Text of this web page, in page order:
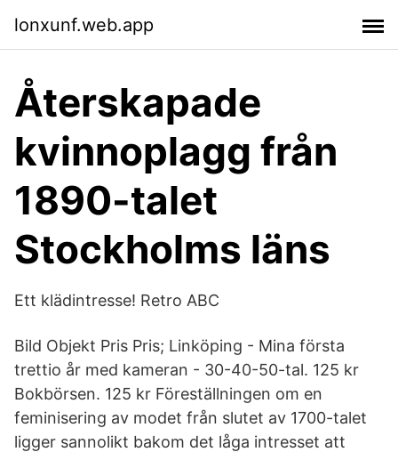
lonxunf.web.app
Återskapade
kvinnoplagg från
1890-talet
Stockholms läns
Ett klädintresse! Retro ABC
Bild Objekt Pris Pris; Linköping - Mina första
trettio år med kameran - 30-40-50-tal. 125 kr
Bokbörsen. 125 kr Föreställningen om en
feminisering av modet från slutet av 1700-talet
ligger sannolikt bakom det låga intresset att